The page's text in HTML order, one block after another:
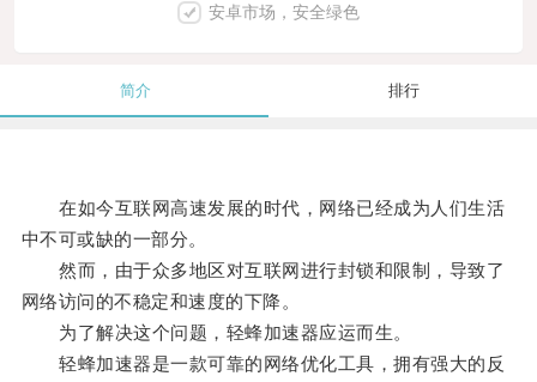
安卓市场，安全绿色
简介 排行
在如今互联网高速发展的时代，网络已经成为人们生活
中不可或缺的一部分。
然而，由于众多地区对互联网进行封锁和限制，导致了
网络访问的不稳定和速度的下降。
为了解决这个问题，轻蜂加速器应运而生。
轻蜂加速器是一款可靠的网络优化工具，拥有强大的反